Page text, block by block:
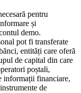
pentru
și
demo.
pot fi transferate
entități care oferă
de capital din care
poștali,
informații financiare,
de